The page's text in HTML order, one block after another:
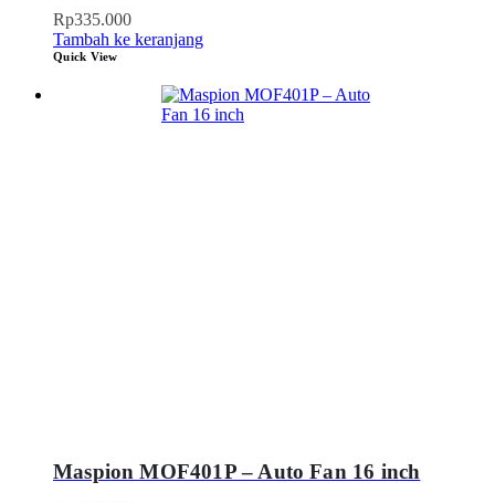
Rp335.000
Tambah ke keranjang
Quick View
Maspion MOF401P – Auto Fan 16 inch